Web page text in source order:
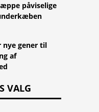
påviselige
nye gener til
af
VALG